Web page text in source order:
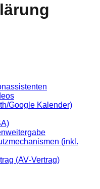
Google Kalender)
(inkl.
(AV‑Vertrag)